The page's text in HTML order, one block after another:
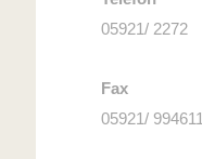
05921/ 2272
Fax
05921/ 994611